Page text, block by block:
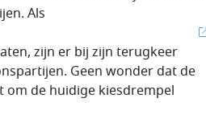
Als
zijn er bij zijn terugkeer
Geen wonder dat de
om de huidige kiesdrempel